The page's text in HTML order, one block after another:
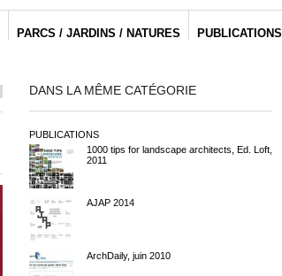
PARCS / JARDINS / NATURES PUBLICATIONS
DANS LA MÊME CATÉGORIE
PUBLICATIONS
1000 tips for landscape architects, Ed. Loft,
2011
AJAP 2014
ArchDaily, juin 2010